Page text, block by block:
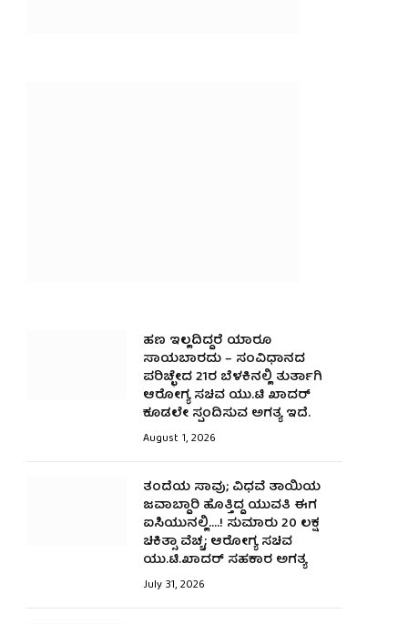
ಹಣ ಇಲ್ಲದಿದ್ದರೆ ಯಾರೂ
ಸಾಯಬಾರದು – ಸಂವಿಧಾನದ
ಪರಿಚ್ಛೇದ 21ರ ಬೆಳಕಿನಲ್ಲಿ ತುರ್ತಾಗಿ
ಆರೋಗ್ಯ ಸಚಿವ ಯು.ಟಿ ಖಾದರ್
ಕೂಡಲೇ ಸ್ಪಂದಿಸುವ ಅಗತ್ಯ ಇದೆ.
August 1, 2026
ತಂದೆಯ ಸಾವು; ವಿಧವೆ ತಾಯಿಯ
ಜವಾಬ್ದಾರಿ ಹೊತ್ತಿದ್ದ ಯುವತಿ ಈಗ
ಐಸಿಯುನಲ್ಲಿ….! ಸುಮಾರು ₹20 ಲಕ್ಷ
ಚಿಕಿತ್ಸಾ ವೆಚ್ಚ; ಆರೋಗ್ಯ ಸಚಿವ
ಯು.ಟಿ.ಖಾದರ್‌ ಸಹಕಾರ ಅಗತ್ಯ
July 31, 2026